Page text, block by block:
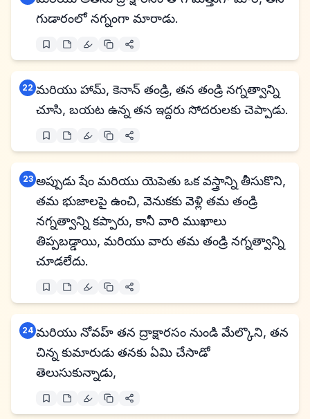
గుడారంలో నగ్నంగా మారాడు.
22 మరియు హామ్, కెనాన్ తండ్రి, తన తండ్రి నగ్నత్వాన్ని
చూసి, బయట ఉన్న తన ఇద్దరు సోదరులకు చెప్పాడు.
23 అప్పుడు షేం మరియు యెపెతు ఒక వస్త్రాన్ని తీసుకొని,
తమ భుజాలపై ఉంచి, వెనుకకు వెళ్లి తమ తండ్రి
నగ్నత్వాన్ని కప్పారు, కానీ వారి ముఖాలు
తిప్పబడ్డాయి, మరియు వారు తమ తండ్రి నగ్నత్వాన్ని
చూడలేదు.
24 మరియు నోవహ్ తన ద్రాక్షారసం నుండి మేల్కొని, తన
చిన్న కుమారుడు తనకు ఏమి చేసాడో
తెలుసుకున్నాడు,